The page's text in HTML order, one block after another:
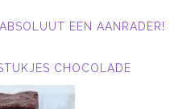
EEN AANRADER!
CHOCOLADE